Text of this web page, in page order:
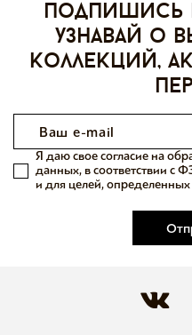
Подпишись
узнавай о
коллекций,
Я даю свое согласие на
данных, в соответствии с
и для целей, определенных